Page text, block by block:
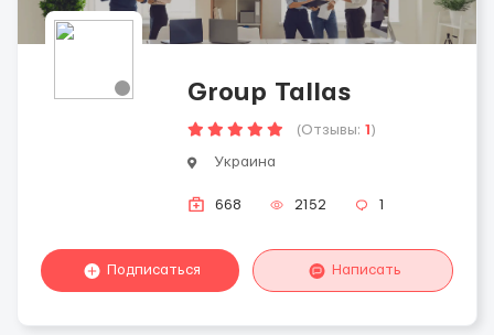
Group Tallas
(Отзывы: 1 )
Украина
668 2152 1
Подписаться Написать